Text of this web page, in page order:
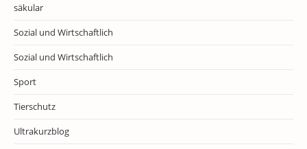
säkular
Sozial und Wirtschaftlich
Sozial und Wirtschaftlich
Sport
Tierschutz
Ultrakurzblog